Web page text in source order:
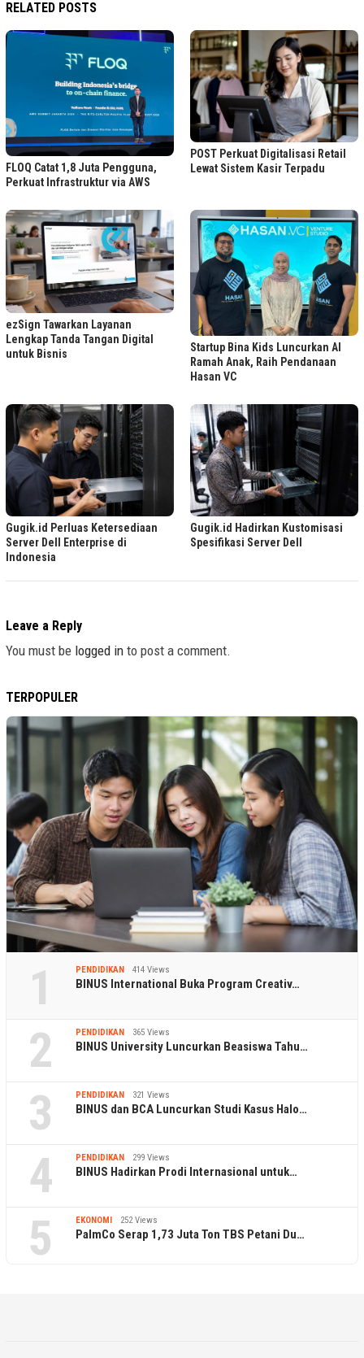
RELATED POSTS
FLOQ Catat 1,8 Juta Pengguna,
Perkuat Infrastruktur via AWS
POST Perkuat Digitalisasi Retail
Lewat Sistem Kasir Terpadu
ezSign Tawarkan Layanan
Lengkap Tanda Tangan Digital
untuk Bisnis
Startup Bina Kids Luncurkan AI
Ramah Anak, Raih Pendanaan
Hasan VC
Gugik.id Perluas Ketersediaan
Server Dell Enterprise di
Indonesia
Gugik.id Hadirkan Kustomisasi
Spesifikasi Server Dell
Leave a Reply
You must be logged in to post a comment.
TERPOPULER
1 PENDIDIKAN 414 Views
BINUS International Buka Program Creativ…
2 PENDIDIKAN 365 Views
BINUS University Luncurkan Beasiswa Tahu…
3 PENDIDIKAN 321 Views
BINUS dan BCA Luncurkan Studi Kasus Halo…
4 PENDIDIKAN 299 Views
BINUS Hadirkan Prodi Internasional untuk…
5 EKONOMI 252 Views
PalmCo Serap 1,73 Juta Ton TBS Petani Du…